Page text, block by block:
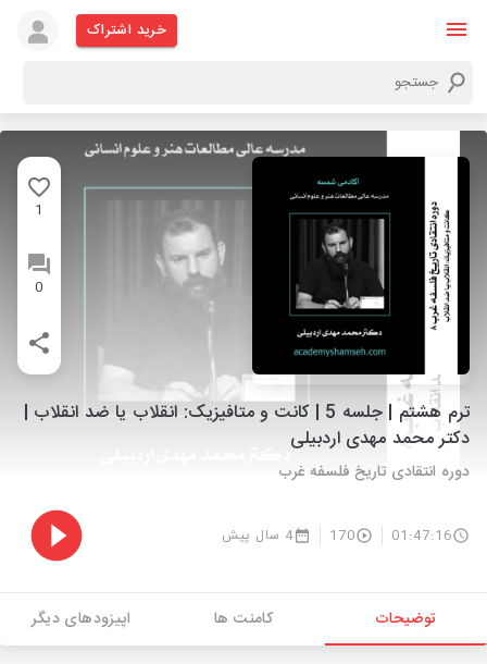
خرید اشتراک
1
0
ترم هشتم | جلسه 5 | کانت و متافیزیک: انقلاب یا ضد انقلاب |
دکتر محمد مهدی اردبیلی
دوره انتقادی تاریخ فلسفه غرب
01:47:16
170 4 سال پیش
توضیحات کامنت ها اپیزودهای دیگر